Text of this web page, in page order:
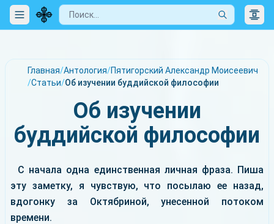
Главная/Антология/Пятигорский Александр Моисеевич
/Статьи/Об изучении буддийской философии
Об изучении
буддийской философии
С начала одна единственная личная фраза. Пиша
эту заметку, я чувствую, что посылаю ее назад,
вдогонку за Октябриной, унесенной потоком
времени.